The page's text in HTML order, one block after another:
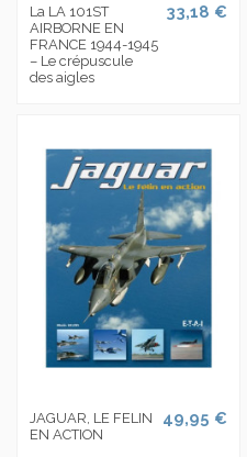
La LA 101ST
AIRBORNE EN
FRANCE 1944-1945
– Le crépuscule
des aigles
33,18 €
JAGUAR, LE FELIN
EN ACTION
49,95 €